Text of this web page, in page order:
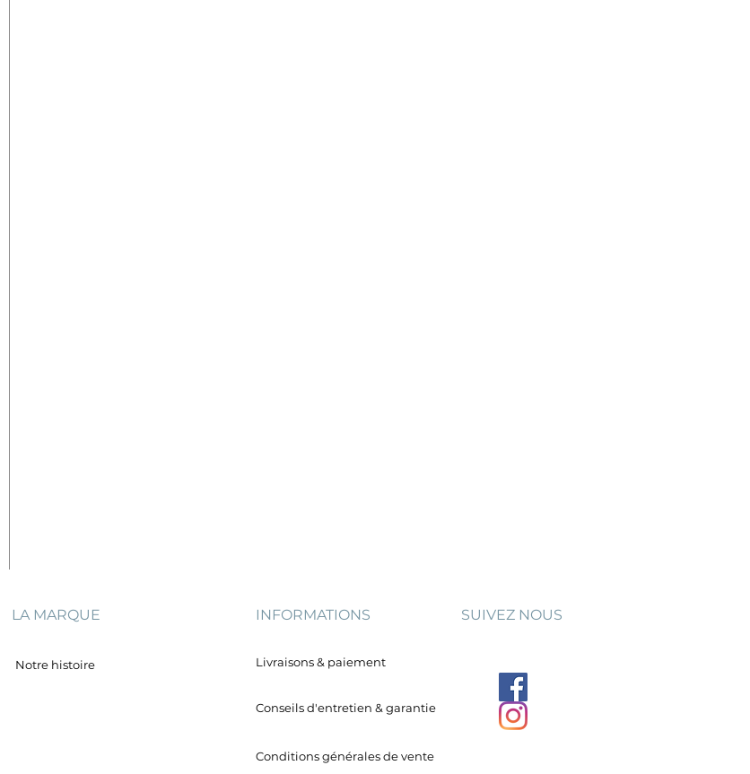
LA MARQUE
Notre histoire
INFORMATIONS
Livraisons & paiement
Conseils d'entretien & garantie
SUIVEZ NOUS
Conditions générales de vente